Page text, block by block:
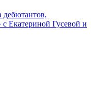
дебютантов,
Екатериной Гусевой и